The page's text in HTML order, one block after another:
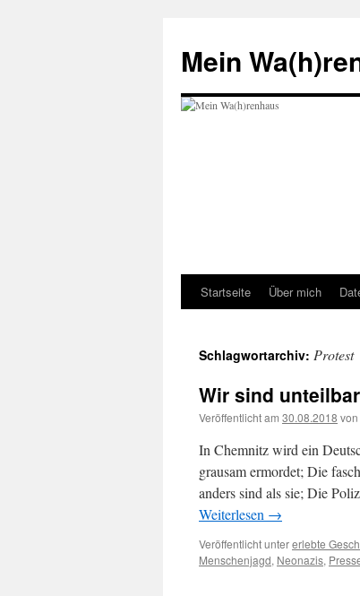
springen
Mein
Startseite Über mich
Schlagwortarchiv: Protest
Wir sind
Veröffentlicht am 30.08.2018 von
In Chemnitz wird ein
grausam ermordet; Die
anders sind als sie; Die
Weiterlesen →
Veröffentlicht untererlebte
Menschenjagd, Neonazis,